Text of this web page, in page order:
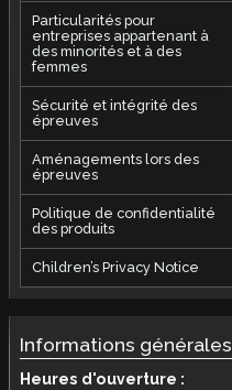
Particularités pour
entreprises appartenant à
des minorités et à des
femmes
Sécurité et intégrité des
épreuves
Aménagements lors des
épreuves
Politique de confidentialité
des produits
Children’s Privacy Notice
Informations générales
Heures d'ouverture :